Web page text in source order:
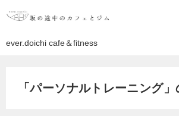
ever.doichi cafe＆fitness
「パーソナルトレーニング